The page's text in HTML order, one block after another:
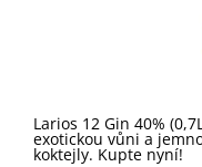
Larios 12 Gin 40%
exotickou vůni a
koktejly. Kupte nyní!